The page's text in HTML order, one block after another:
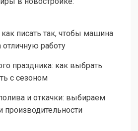
писать так, чтобы машина
работу
праздника: как выбрать
с сезоном
и откачки: выбираем
производительности